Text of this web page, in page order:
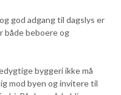
god adgang til dagslys er
både beboere og
byggeri ikke må
mod byen og invitere til